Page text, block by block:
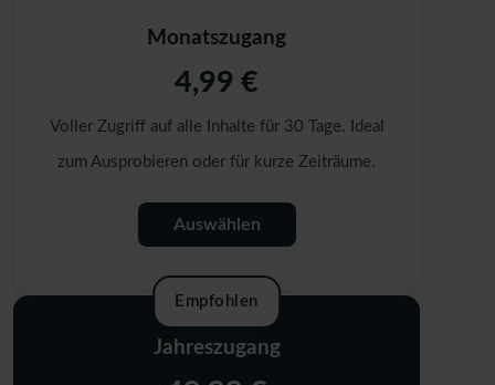
Monatszugang
4,99 €
Voller Zugriff auf alle Inhalte für 30 Tage. Ideal
zum Ausprobieren oder für kurze Zeiträume.
Auswählen
Empfohlen
Jahreszugang